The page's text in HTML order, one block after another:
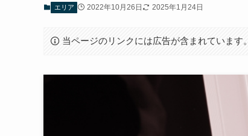
エリア 2022年10月26日 2025年1月24日
当ページのリンクには広告が含まれています。